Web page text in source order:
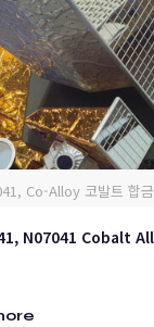
Co-Alloy 코발트 합
N07041 Cobalt